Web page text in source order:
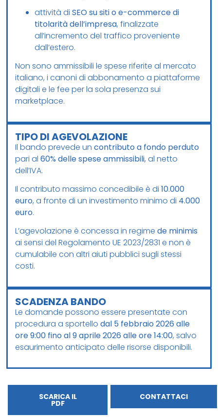
attività diSEO su siti o e-commerce di
titolarità dell’impresa, finalizzate
all’incremento del traffico proveniente
dall’estero.
Non sono ammissibili le spese riferite al mercato
italiano, i canoni di abbonamento a piattaforme
digitali e le fee per la sola presenza sui
marketplace.
TIPO DI AGEVOLAZIONE
Il bando prevede uncontributo a fondo perduto
pari al60% delle spese ammissibili, al netto
dell’IVA.
Il contributo massimo concedibile è di10.000
euro, a fronte di un investimento minimo di 4.000
euro.
L’agevolazione è concessa in regimede minimis
ai sensi del Regolamento UE 2023/2831 e non è
cumulabile con altri aiuti pubblici sugli stessi
costi.
SCADENZA BANDO
Le domande possono essere presentate con
procedura a sportellodal 5 febbraio 2026 alle
ore 9:00 fino al 9 aprile 2026 alle ore 14:00, salvo
esaurimento anticipato delle risorse disponibili.
SCARICA IL
PDF
CONTATTACI